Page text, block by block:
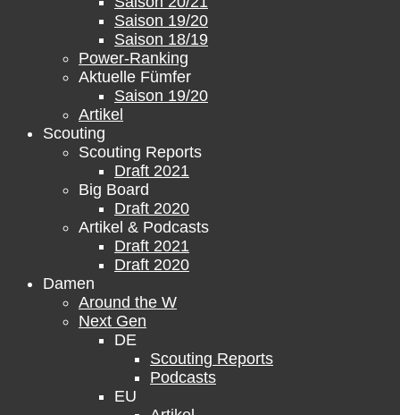
Saison 19/20
Saison 18/19
Power-Ranking
Aktuelle Fümfer
Saison 19/20
Artikel
Scouting
Scouting Reports
Draft 2021
Big Board
Draft 2020
Artikel & Podcasts
Draft 2021
Draft 2020
Damen
Around the W
Next Gen
DE
Scouting Reports
Podcasts
EU